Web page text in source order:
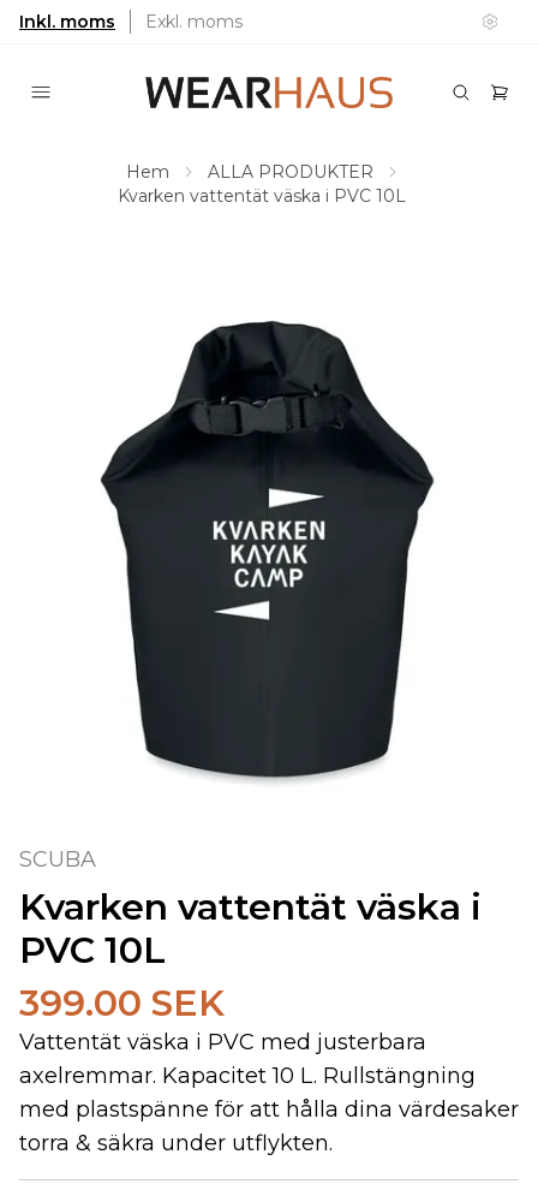
Inkl. moms Exkl. moms
Hem
ALLA PRODUKTER
Kvarken vattentät väska i PVC 10L
SCUBA
Kvarken vattentät väska i
PVC 10L
399.00 SEK
Vattentät väska i PVC med justerbara
axelremmar. Kapacitet 10 L. Rullstängning
med plastspänne för att hålla dina värdesaker
torra & säkra under utflykten.